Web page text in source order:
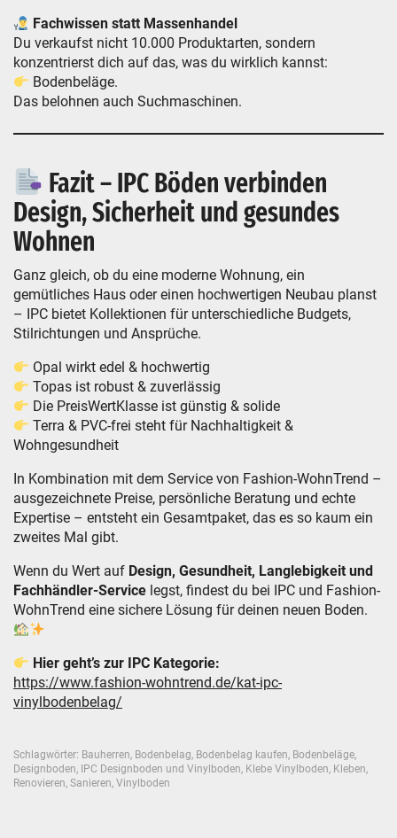
Fachwissen statt Massenhandel
Du verkaufst nicht 10.000 Produktarten, sondern
konzentrierst dich auf das, was du wirklich kannst:
Bodenbeläge.
Das belohnen auch Suchmaschinen.
Fazit – IPC Böden verbinden
Design, Sicherheit und gesundes
Wohnen
Ganz gleich, ob du eine moderne Wohnung, ein
gemütliches Haus oder einen hochwertigen Neubau planst
– IPC bietet Kollektionen für unterschiedliche Budgets,
Stilrichtungen und Ansprüche.
Opal wirkt edel & hochwertig
Topas ist robust & zuverlässig
Die PreisWertKlasse ist günstig & solide
Terra & PVC-frei steht für Nachhaltigkeit &
Wohngesundheit
In Kombination mit dem Service von Fashion-WohnTrend –
ausgezeichnete Preise, persönliche Beratung und echte
Expertise – entsteht ein Gesamtpaket, das es so kaum ein
zweites Mal gibt.
Wenn du Wert auf Design, Gesundheit, Langlebigkeit und
Fachhändler-Service legst, findest du bei IPC und Fashion-
WohnTrend eine sichere Lösung für deinen neuen Boden.
Hier geht’s zur IPC Kategorie:
https://www.fashion-wohntrend.de/kat-ipc-
vinylbodenbelag/
Schlagwörter: Bauherren, Bodenbelag, Bodenbelag kaufen, Bodenbeläge,
Designboden, IPC Designboden und Vinylboden, Klebe Vinylboden, Kleben,
Renovieren, Sanieren, Vinylboden